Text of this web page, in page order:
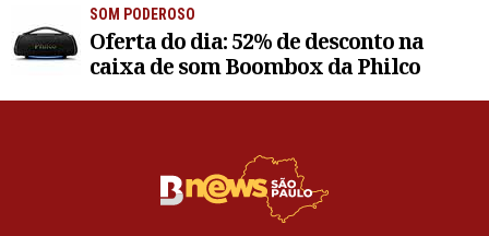
SOM PODEROSO
Oferta do dia: 52% de desconto na
caixa de som Boombox da Philco